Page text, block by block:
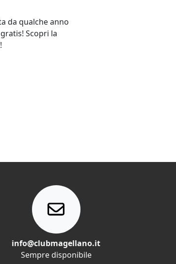
da qualche anno
Scopri la
info@clubmagellano.it
Sempre disponibile